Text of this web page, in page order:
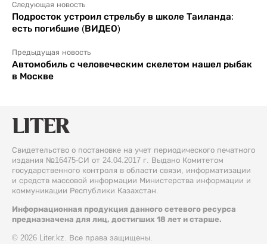
Следующая новость
Подросток устроил стрельбу в школе Таиланда:
есть погибшие (ВИДЕО)
Предыдущая новость
Автомобиль с человеческим скелетом нашел рыбак
в Москве
Свидетельство о постановке на учет периодического печатного
издания №16475-СИ от 24.04.2017 г. Выдано Комитетом
государственного контроля в области связи, информатизации
и средств массовой информации Министерства информации и
коммуникации Республики Казахстан.
Информационная продукция данного сетевого ресурса
предназначена для лиц, достигших 18 лет и старше.
© 2026 Liter.kz. Все права защищены.